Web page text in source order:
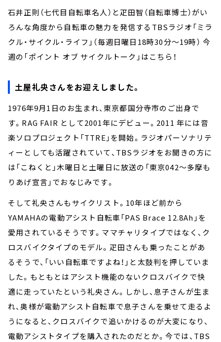
石井正則（七代目自転車名人）と疋田智（自転車博士）がい
ろんな角度から自転車の魅力を発信するTBSラジオ「ミラ
クル・サイクル・ライフ」（毎週日曜日18時30分～19時） 今
週の「ポイント オブ サイクルトーク」はこちら！
土屋礼央さんをお迎えしました。
1976年9月1日のお生まれ、東京都国分寺市のご出身で
す。RAG FAIR として2001年にデビュー。2011 年には音
楽ソロプロジェクト「TTRE」を開始。ラジオパーソナリテ
ィーとしても活躍されていて、TBSラジオをお聞きの方に
は「こねくと」木曜日と土曜日に放送の「東京042～多摩も
りあげ宣言」でおなじみです。
そして礼央さんもサイクリスト。10年ほど前から
YAMAHAの電動アシスト自転車「PAS Brace 12.8Ah」を
愛用されているそうです。ママチャリタイプではなく、ク
ロスバイクタイプのモデル。疋田さんも乗ったことがあ
るそうで、「いい自転車ですよね！」と太鼓判を押していま
した。もともとはアシスト機能のないクロスバイクで快
適に走っていたという礼央さん。しかし、息子さんが生ま
れ、奥様が電動アシスト自転車で息子さんを乗せて走るよ
うになると、クロスバイクで追いかけるのが大変になり、
電動アシストタイプを購入されたのだとか。今では、TBS